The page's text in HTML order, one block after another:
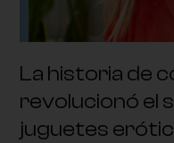
La historia de
revolucionó el
juguetes